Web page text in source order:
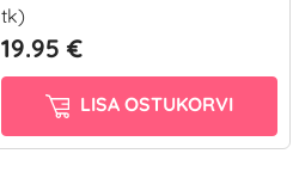
tk)
19.95 €
LISA OSTUKORVI